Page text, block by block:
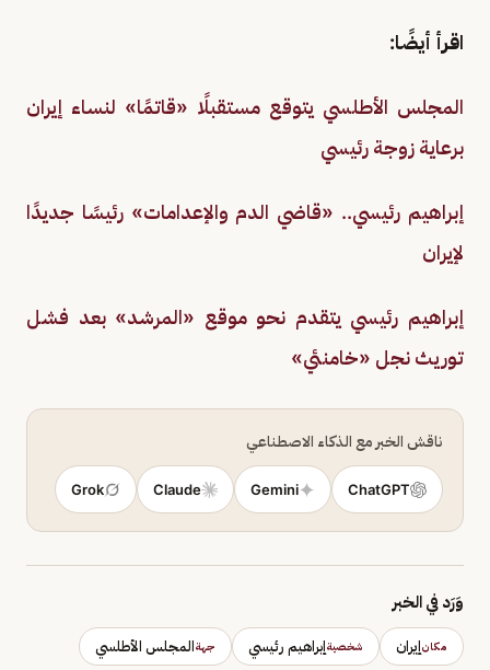
اقرأ أيضًا:
المجلس الأطلسي يتوقع مستقبلًا «قاتمًا» لنساء إيران
برعاية زوجة رئيسي
إبراهيم رئيسي.. «قاضي الدم والإعدامات» رئيسًا جديدًا
لإيران
إبراهيم رئيسي يتقدم نحو موقع «المرشد» بعد فشل
توريث نجل «خامنئي»
ناقش الخبر مع الذكاء الاصطناعي
ChatGPT
Gemini
Claude
Grok
وَرَد في الخبر
مكانإيران شخصيةإبراهيم رئيسي جهةالمجلس الأطلسي